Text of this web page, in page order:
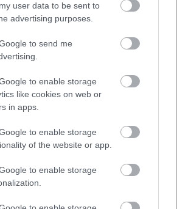
user data to be sent to
advertising purposes.
to send me
to enable storage
like cookies on web or
in apps.
to enable storage
of the website or app.
to enable storage